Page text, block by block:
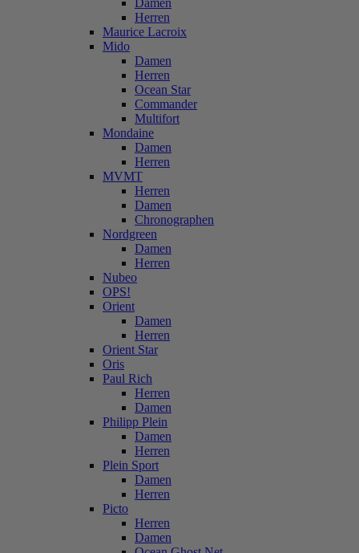
Damen
Herren
Maurice Lacroix
Mido
Damen
Herren
Ocean Star
Commander
Multifort
Mondaine
Damen
Herren
MVMT
Herren
Damen
Chronographen
Nordgreen
Damen
Herren
Nubeo
OPS!
Orient
Damen
Herren
Orient Star
Oris
Paul Rich
Herren
Damen
Philipp Plein
Damen
Herren
Plein Sport
Damen
Herren
Picto
Herren
Damen